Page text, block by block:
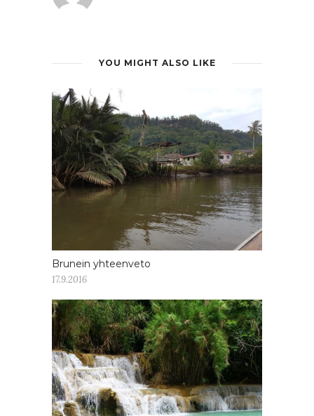
YOU MIGHT ALSO LIKE
Brunein yhteenveto
17.9.2016